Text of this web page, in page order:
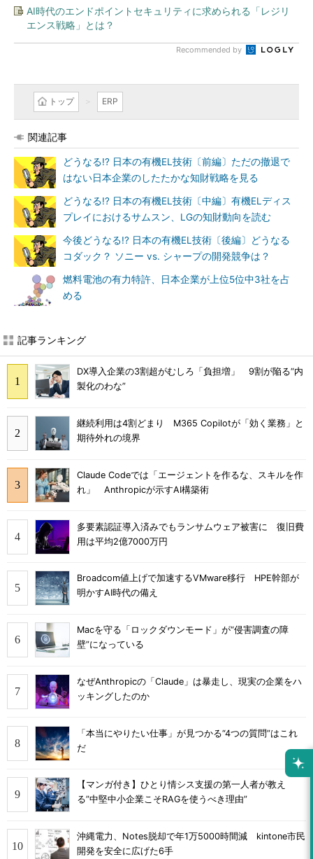
AI時代のエンドポイントセキュリティに求められる「レジリ
エンス戦略」とは？
Recommended by
トップ ERP
関連記事
どうなる!? 日本の有機EL技術〔前編〕ただの撤退で
はない日本企業のしたたかな知財戦略を見る
どうなる!? 日本の有機EL技術〔中編〕有機ELディス
プレイにおけるサムスン、LGの知財動向を読む
今後どうなる!? 日本の有機EL技術〔後編〕どうなる
コダック？ ソニー vs. シャープの開発競争は？
燃料電池の有力特許、日本企業が上位5位中3社を占
める
記事ランキング
DX導入企業の3割超がむしろ「負担増」 9割が陥る“内
製化のわな”
継続利用は4割どまり M365 Copilotが「効く業務」と
期待外れの境界
Claude Codeでは「エージェントを作るな、スキルを作
れ」 Anthropicが示すAI構築術
多要素認証導入済みでもランサムウェア被害に 復旧費
用は平均2億7000万円
Broadcom値上げで加速するVMware移行 HPE幹部が
明かすAI時代の備え
Macを守る「ロックダウンモード」が“侵害調査の障
壁”になっている
なぜAnthropicの「Claude」は暴走し、現実の企業をハ
ッキングしたのか
「本当にやりたい仕事」が見つかる“4つの質問”はこれ
だ
【マンガ付き】ひとり情シス支援の第一人者が教え
る”中堅中小企業こそRAGを使うべき理由”
沖縄電力、Notes脱却で年1万5000時間減 kintone市民
開発を安全に広げた6手